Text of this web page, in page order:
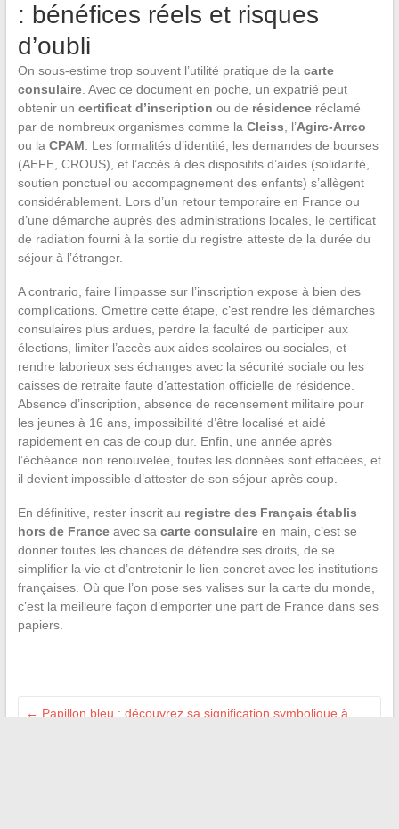
: bénéfices réels et risques
d’oubli
On sous-estime trop souvent l’utilité pratique de la carte
consulaire. Avec ce document en poche, un expatrié peut
obtenir un certificat d’inscription ou de résidenceréclamé
par de nombreux organismes comme la Cleiss , l’Agirc-Arrco
ou la CPAM . Les formalités d’identité, les demandes de bourses
(AEFE, CROUS), et l’accès à des dispositifs d’aides (solidarité,
soutien ponctuel ou accompagnement des enfants) s’allègent
considérablement. Lors d’un retour temporaire en France ou
d’une démarche auprès des administrations locales, le certificat
de radiation fourni à la sortie du registre atteste de la durée du
séjour à l’étranger.
A contrario, faire l’impasse sur l’inscription expose à bien des
complications. Omettre cette étape, c’est rendre les démarches
consulaires plus ardues, perdre la faculté de participer aux
élections, limiter l’accès aux aides scolaires ou sociales, et
rendre laborieux ses échanges avec la sécurité sociale ou les
caisses de retraite faute d’attestation officielle de résidence.
Absence d’inscription, absence de recensement militaire pour
les jeunes à 16 ans, impossibilité d’être localisé et aidé
rapidement en cas de coup dur. Enfin, une année après
l’échéance non renouvelée, toutes les données sont effacées, et
il devient impossible d’attester de son séjour après coup.
En définitive, rester inscrit au registre des Français établis
hors de Franceavec sa carte consulaireen main, c’est se
donner toutes les chances de défendre ses droits, de se
simplifier la vie et d’entretenir le lien concret avec les institutions
françaises. Où que l’on pose ses valises sur la carte du monde,
c’est la meilleure façon d’emporter une part de France dans ses
papiers.
← Papillon bleu : découvrez sa signification symbolique à